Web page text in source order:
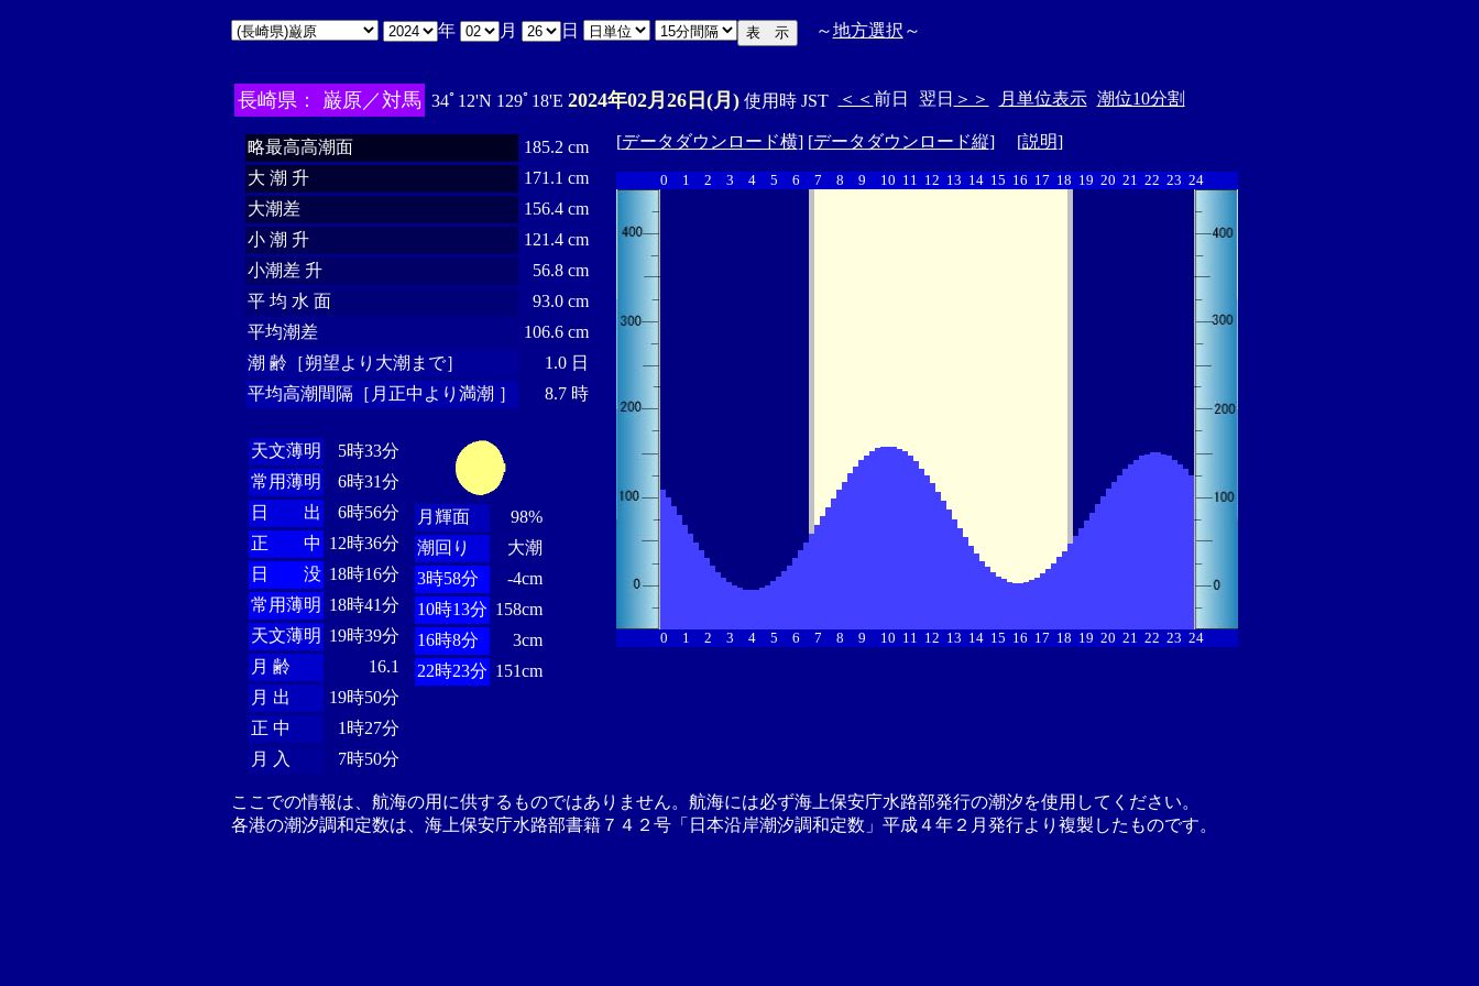
年 月 日 ～地方選択 ～
長崎県： 巌原／対馬 34ﾟ12'N 129ﾟ18'E 2024年02月26日(月)使用時 JST ＜＜ 前日 翌日 ＞＞ 月単位表示 潮位10分割
略最高高潮面
185.2 cm
大 潮 升
171.1 cm
大潮差
156.4 cm
小 潮 升
121.4 cm
小潮差 升
56.8 cm
平 均 水 面
93.0 cm
平均潮差
106.6 cm
潮 齢［朔望より大潮まで］
1.0 日
平均高潮間隔［月正中より満潮 ］
8.7 時
天文薄明
5時33分
常用薄明
6時31分
日 出
6時56分
正 中 12時36分
日 没 18時16分
常用薄明 18時41分
天文薄明 19時39分
月 齢
16.1
月 出
19時50分
正 中
1時27分
月 入
7時50分
月輝面
98%
潮回り
大潮
3時58分
-4cm
10時13分 158cm
16時8分
3cm
22時23分 151cm
[データダウンロード横] [データダウンロード縦] [説明]
0 1 2 3 4 5 6 7 8 9 10 11 12 13 14 15 16 17 18 19 20 21 22 23 24
0 1 2 3 4 5 6 7 8 9 10 11 12 13 14 15 16 17 18 19 20 21 22 23 24
ここでの情報は、航海の用に供するものではありません。航海には必ず海上保安庁水路部発行の潮汐を使用してください。
各港の潮汐調和定数は、海上保安庁水路部書籍７４２号「日本沿岸潮汐調和定数」平成４年２月発行より複製したものです。